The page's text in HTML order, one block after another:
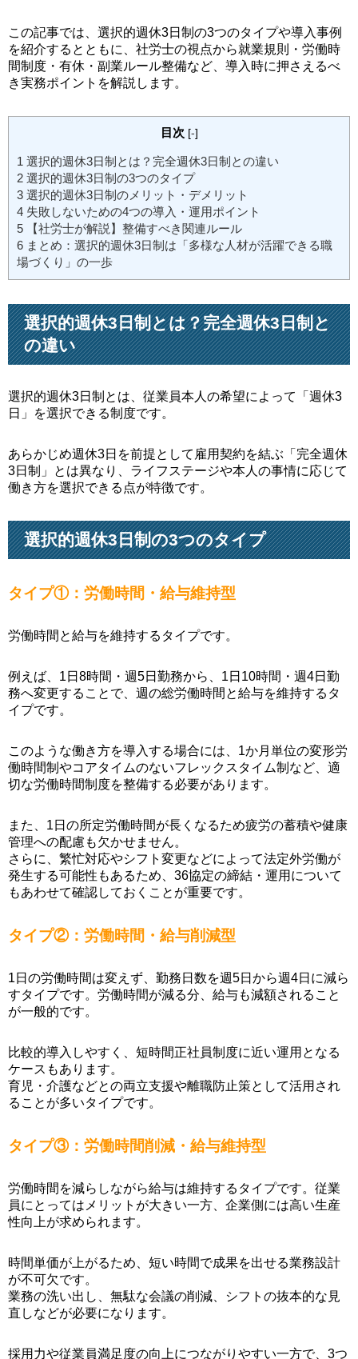
この記事では、選択的週休3日制の3つのタイプや導入事例
を紹介するとともに、社労士の視点から就業規則・労働時
間制度・有休・副業ルール整備など、導入時に押さえるべ
き実務ポイントを解説します。
目次 [-]
1 選択的週休3日制とは？完全週休3日制との違い
2 選択的週休3日制の3つのタイプ
3 選択的週休3日制のメリット・デメリット
4 失敗しないための4つの導入・運用ポイント
5 【社労士が解説】整備すべき関連ルール
6 まとめ：選択的週休3日制は「多様な人材が活躍できる職
場づくり」の一歩
選択的週休3日制とは？完全週休3日制と
の違い
選択的週休3日制とは、従業員本人の希望によって「週休3
日」を選択できる制度です。
あらかじめ週休3日を前提として雇用契約を結ぶ「完全週休
3日制」とは異なり、ライフステージや本人の事情に応じて
働き方を選択できる点が特徴です。
選択的週休3日制の3つのタイプ
タイプ①：労働時間・給与維持型
労働時間と給与を維持するタイプです。
例えば、1日8時間・週5日勤務から、1日10時間・週4日勤
務へ変更することで、週の総労働時間と給与を維持するタ
イプです。
このような働き方を導入する場合には、1か月単位の変形労
働時間制やコアタイムのないフレックスタイム制など、適
切な労働時間制度を整備する必要があります。
また、1日の所定労働時間が長くなるため疲労の蓄積や健康
管理への配慮も欠かせません。
さらに、繁忙対応やシフト変更などによって法定外労働が
発生する可能性もあるため、36協定の締結・運用について
もあわせて確認しておくことが重要です。
タイプ②：労働時間・給与削減型
1日の労働時間は変えず、勤務日数を週5日から週4日に減ら
すタイプです。労働時間が減る分、給与も減額されること
が一般的です。
比較的導入しやすく、短時間正社員制度に近い運用となる
ケースもあります。
育児・介護などとの両立支援や離職防止策として活用され
ることが多いタイプです。
タイプ③：労働時間削減・給与維持型
労働時間を減らしながら給与は維持するタイプです。従業
員にとってはメリットが大きい一方、企業側には高い生産
性向上が求められます。
時間単価が上がるため、短い時間で成果を出せる業務設計
が不可欠です。
業務の洗い出し、無駄な会議の削減、シフトの抜本的な見
直しなどが必要になります。
採用力や従業員満足度の向上につながりやすい一方で、3つ